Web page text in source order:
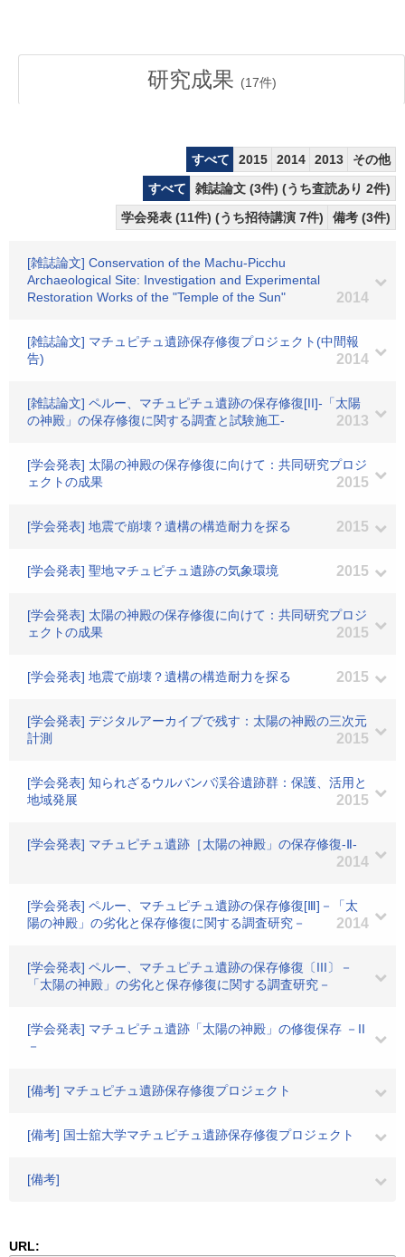
研究成果 (17件)
すべて 2015 2014 2013
その他
すべて
雑誌論文 (3件) (うち査読あり 2件)
学会発表 (11件) (うち招待講演 7件)
備考 (3件)
[雑誌論文] Conservation of the Machu-Picchu
Archaeological Site: Investigation and Experimental
Restoration Works of the "Temple of the Sun"
2014
[雑誌論文] マチュピチュ遺跡保存修復プロジェクト(中間報
告)
2014
[雑誌論文] ペルー、マチュピチュ遺跡の保存修復[II]-「太陽
の神殿」の保存修復に関する調査と試験施工-
2013
[学会発表] 太陽の神殿の保存修復に向けて：共同研究プロジ
ェクトの成果
2015
[学会発表] 地震で崩壊？遺構の構造耐力を探る 2015
[学会発表] 聖地マチュピチュ遺跡の気象環境 2015
[学会発表] 太陽の神殿の保存修復に向けて：共同研究プロジ
ェクトの成果
2015
[学会発表] 地震で崩壊？遺構の構造耐力を探る 2015
[学会発表] デジタルアーカイブで残す：太陽の神殿の三次元
計測
2015
[学会発表] 知られざるウルバンバ渓谷遺跡群：保護、活用と
地域発展
2015
[学会発表] マチュピチュ遺跡［太陽の神殿」の保存修復-Ⅱ-
2014
[学会発表] ペルー、マチュピチュ遺跡の保存修復[Ⅲ]－「太
陽の神殿」の劣化と保存修復に関する調査研究－
2014
[学会発表] ペルー、マチュピチュ遺跡の保存修復〔III〕－
「太陽の神殿」の劣化と保存修復に関する調査研究－
[学会発表] マチュピチュ遺跡「太陽の神殿」の修復保存 －II
－
[備考] マチュピチュ遺跡保存修復プロジェクト
[備考] 国士舘大学マチュピチュ遺跡保存修復プロジェクト
[備考]
URL: